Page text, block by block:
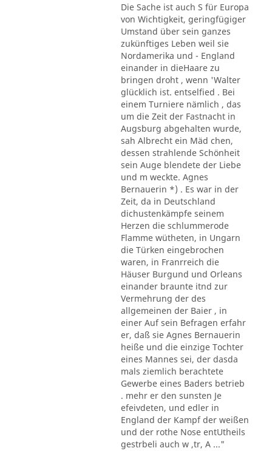
Die Sache ist auch S für Europa
von Wichtigkeit, geringfügiger
Umstand über sein ganzes
zukünftiges Leben weil sie
Nordamerika und - England
einander in dieHaare zu
bringen droht , wenn 'Walter
glücklich ist. entselfied . Bei
einem Turniere nämlich , das
um die Zeit der Fastnacht in
Augsburg abgehalten wurde,
sah Albrecht ein Mäd chen,
dessen strahlende Schönheit
sein Auge blendete der Liebe
und m weckte. Agnes
Bernauerin *) . Es war in der
Zeit, da in Deutschland
dichustenkämpfe seinem
Herzen die schlummerode
Flamme wütheten, in Ungarn
die Türken eingebrochen
waren, in Franrreich die
Häuser Burgund und Orleans
einander braunte itnd zur
Vermehrung der des
allgemeinen der Baier , in
einer Auf sein Befragen erfahr
er, daß sie Agnes Bernauerin
heiße und die einzige Tochter
eines Mannes sei, der dasda
mals ziemlich berachtete
Gewerbe eines Baders betrieb
. mehr er den sunsten Je
efeivdeten, und edler in
England der Kampf der weißen
und der rothe Nose entUtheils
gestrbeli auch w ,tr, A ..."